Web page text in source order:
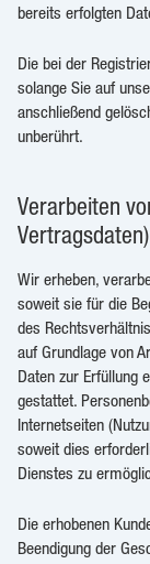
bereits erfolgten
Die bei der
solange Sie auf
anschließend
unberührt.
Verarbeiten
Vertragsdaten)
Wir erheben,
soweit sie für die
des
auf Grundlage von
Daten zur Erfüllung
gestattet.
Internetseiten
soweit dies
Dienstes zu
Die erhobenen
Beendigung der